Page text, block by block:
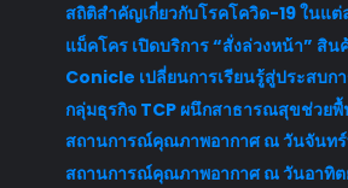
สถิติสำคัญเกี่ยวกับโรคโควิด-19 ในแต่
แม็คโคร เปิดบริการ “สั่งล่วงหน้า” สิ
Conicle เปลี่ยนการเรียนรู้สู่ประสบก
กลุ่มธุรกิจ TCP ผนึกสาธารณสุขช่วยพื้
สถานการณ์คุณภาพอากาศ ณ วันจันท
สถานการณ์คุณภาพอากาศ ณ วันอาทิ